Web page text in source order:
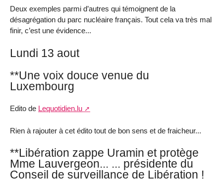
Deux exemples parmi d’autres qui témoignent de la
désagrégation du parc nucléaire français. Tout cela va très mal
finir, c’est une évidence...
Lundi 13 aout
**Une voix douce venue du
Luxembourg
Edito de Lequotidien.lu
Rien à rajouter à cet édito tout de bon sens et de fraicheur...
**Libération zappe Uramin et protège
Mme Lauvergeon... ... présidente du
Conseil de surveillance de Libération !